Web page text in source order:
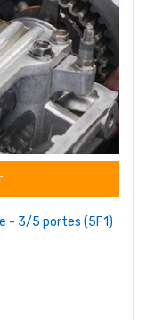
- 3/5 portes (5F1)